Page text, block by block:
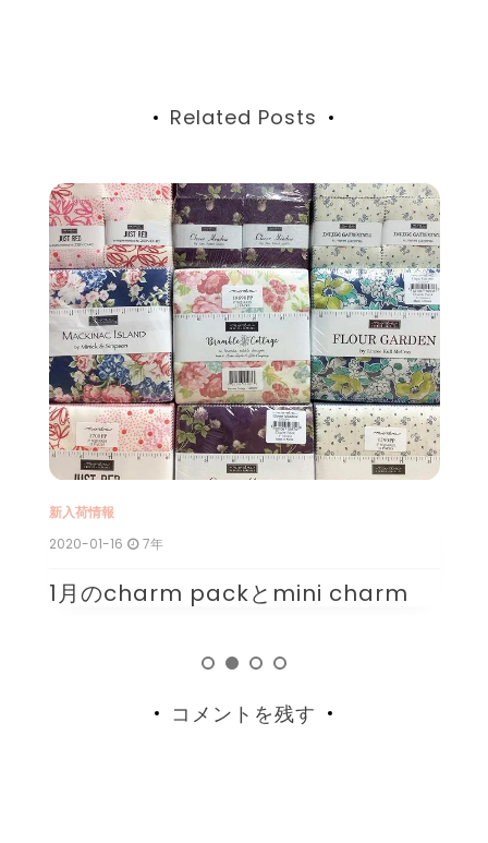
ー
シ
ョ
ン
Related Posts
新入荷情報
2019-11-12 7年
11月のcharm packとmini charm
コメントを残す